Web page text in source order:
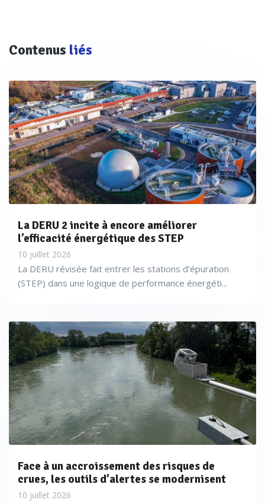
Contenus liés
La DERU 2 incite à encore améliorer
l’efficacité énergétique des STEP
10 juillet 2026
La DERU révisée fait entrer les stations d’épuration
(STEP) dans une logique de performance énergéti...
Face à un accroissement des risques de
crues, les outils d’alertes se modernisent
10 juillet 2026